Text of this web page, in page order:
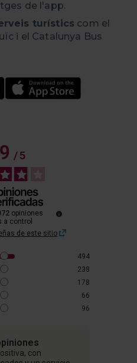
de l'app.
turístics com el
i el Catalunya Bus
/5
opiniones
a control
de este sitio
494
238
178
66
96
con